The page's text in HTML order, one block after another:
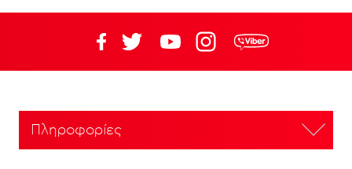
Πληροφορίες